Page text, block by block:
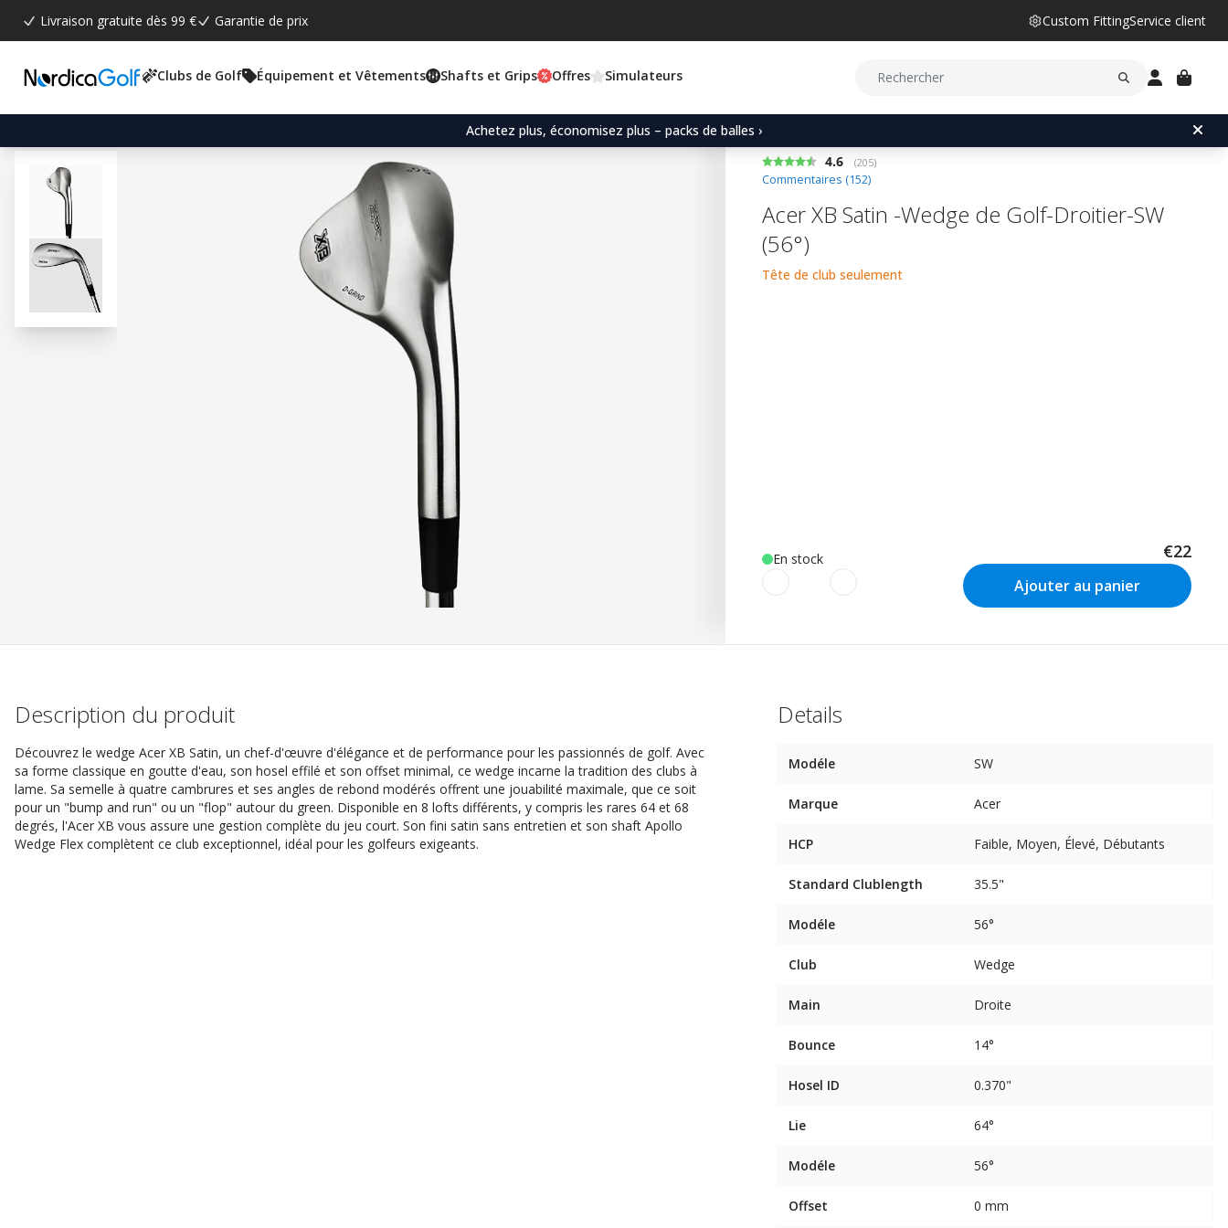
Livraison gratuite dès 99 € Garantie de prix Custom FittingService client
Clubs de Golf Équipement et Vêtements Shafts et Grips Offres Simulateurs
Achetez plus, économisez plus – packs de balles ›
Note moyenne:
4.6 (votes:
205)
Commentaires (152)
Acer XB Satin -Wedge de Golf-Droitier-SW
(56°)
Tête de club seulement
En stock €22
Ajouter au panier
Description du produit
Découvrez le wedge Acer XB Satin, un chef-d'œuvre d'élégance et de performance pour les passionnés de golf. Avec
sa forme classique en goutte d'eau, son hosel effilé et son offset minimal, ce wedge incarne la tradition des clubs à
lame. Sa semelle à quatre cambrures et ses angles de rebond modérés offrent une jouabilité maximale, que ce soit
pour un "bump and run" ou un "flop" autour du green. Disponible en 8 lofts différents, y compris les rares 64 et 68
degrés, l'Acer XB vous assure une gestion complète du jeu court. Son fini satin sans entretien et son shaft Apollo
Wedge Flex complètent ce club exceptionnel, idéal pour les golfeurs exigeants.
Details
Modéle SW
Marque Acer
HCP Faible, Moyen, Élevé, Débutants
Standard Clublength 35.5"
Modéle 56°
Club Wedge
Main Droite
Bounce 14°
Hosel ID 0.370"
Lie 64°
Modéle 56°
Offset 0 mm